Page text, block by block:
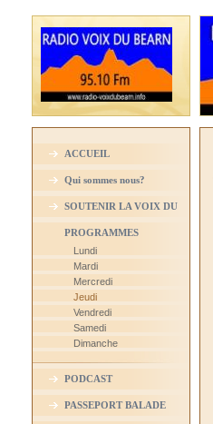
ACCUEIL
Qui sommes nous?
SOUTENIR LA VOIX DU
BEARN
PROGRAMMES
Lundi
Mardi
Mercredi
Jeudi
Vendredi
Samedi
Dimanche
PODCAST
PASSEPORT BALADE